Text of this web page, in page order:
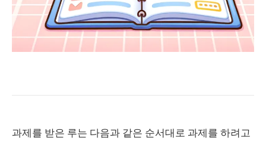
과제를 받은 루는 다음과 같은 순서대로 과제를 하려고